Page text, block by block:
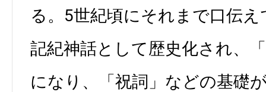
る。5世紀頃にそれまで口伝
記紀神話として歴史化され、
になり、「祝詞」などの基礎